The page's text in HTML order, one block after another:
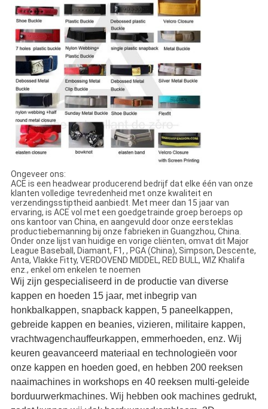
Ongeveer ons:
ACE is een headwear producerend bedrijf dat elke één van onze
klanten volledige tevredenheid met onze kwaliteit en
verzendingsstiptheid aanbiedt. Met meer dan 15 jaar van
ervaring, is ACE vol met een goedgetrainde groep beroeps op
ons kantoor van China, en aangevuld door onze eersteklas
productiebemanning bij onze fabrieken in Guangzhou, China.
Onder onze lijst van huidige en vorige cliënten, omvat dit Major
League Baseball, Diamant, F1, , PGA (China), Simpson, Descente,
Anta, Vlakke Fitty, VERDOVEND MIDDEL, RED BULL, WIZ Khalifa
enz., enkel om enkelen te noemen
Wij zijn gespecialiseerd in de productie van diverse
kappen en hoeden 15 jaar, met inbegrip van
honkbalkappen, snapback kappen, 5 paneelkappen,
gebreide kappen en beanies, vizieren, militaire kappen,
vrachtwagenchauffeurkappen, emmerhoeden, enz. Wij
keuren geavanceerd materiaal en technologieën voor
onze kappen en hoeden goed, en hebben 200 reeksen
naaimachines in workshops en 40 reeksen multi-geleide
borduurwerkmachines. Wij hebben ook machines gedrukt,